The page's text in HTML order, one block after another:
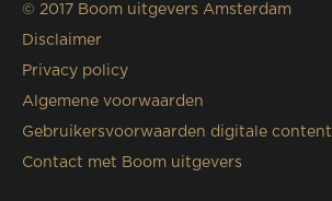
© 2017 Boom uitgevers Amsterdam
Disclaimer
Privacy policy
Algemene voorwaarden
Gebruikersvoorwaarden digitale content
Contact met Boom uitgevers